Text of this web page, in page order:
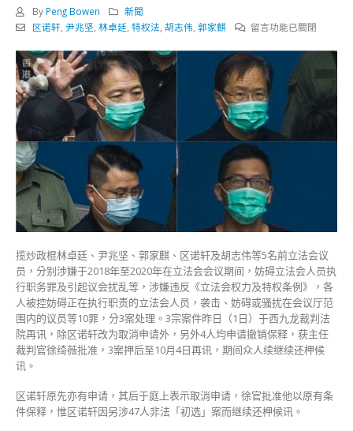
By Peng Bowen
新聞
区诺轩, 尹兆坚, 林卓廷, 特权法, 胡志伟, 郭家麒
在
违
特
权
法
林
卓
廷
尹
兆
坚
等
4
人
申
撤
销
保
释
获
批〉
留言功能已關閉
揽炒政棍林卓廷、尹兆坚、郭家麒、区诺轩及胡志伟等5名前立法会议
员，分别涉嫌于2018年至2020年在立法会会议期间，妨碍立法会人员执
行职务罪及引起议会扰乱等，涉嫌违反《立法会权力及特权条例》，各
人被控妨碍正在执行职责的立法会人员，袭击、妨碍或骚扰在会议厅范
围内的议员等10罪，分3案处理。3宗案件昨日（1日）于西九龙裁判法
院再讯，除区诺轩改为取消申请外，另外4人均申请撤销保释，获主任
裁判官徐绮薇批准，3案押后至10月4日再讯，期间众人续继续还柙候
讯。
区诺轩原先亦有申请，其后于庭上表示取消申请，徐官批准他以原有条
件保释，惟区诺轩因另涉47人非法「初选」案而继续还柙候讯。